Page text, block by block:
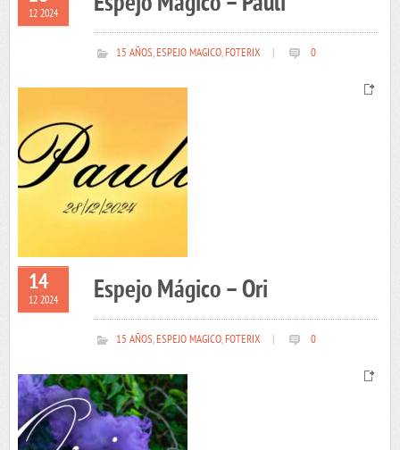
12 2024
15 AÑOS,ESPEJO MAGICO,FOTERIX 0
14
12 2024 Espejo Mágico – Ori
15 AÑOS,ESPEJO MAGICO,FOTERIX 0